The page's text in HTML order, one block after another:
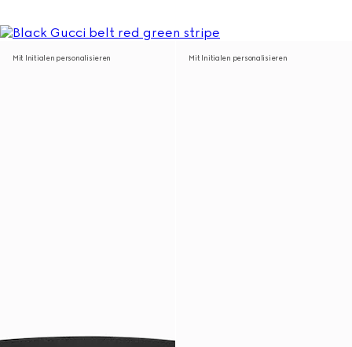
Mit Initialen personalisieren Mit Initialen personalisieren